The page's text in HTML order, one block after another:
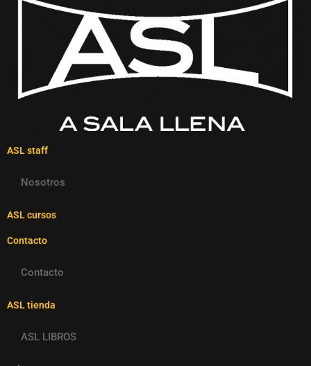
ASL staff
Nosotros
ASL cursos
Contacto
Contacto
ASL tienda
ASL LIBROS